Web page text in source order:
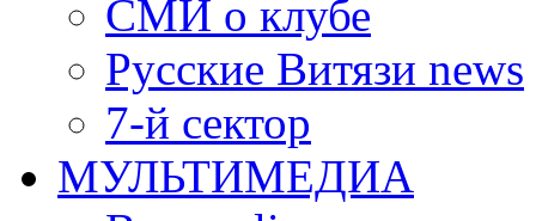
СМИ о клубе
Русские Витязи news
7-й сектор
МУЛЬТИМЕДИА